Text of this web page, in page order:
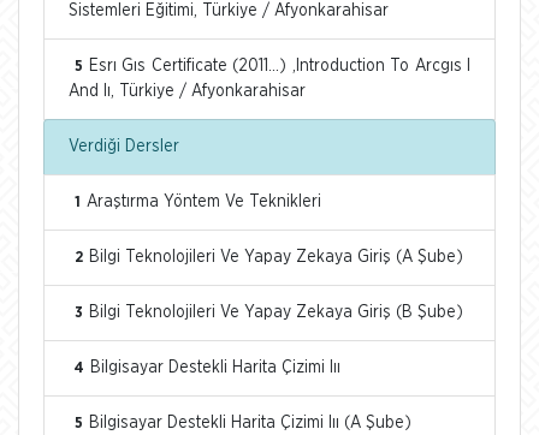
Sistemleri Eğitimi, Türkiye / Afyonkarahisar
5
Esrı Gıs Certificate (2011...) ,Introduction To Arcgıs I
And Iı, Türkiye / Afyonkarahisar
Verdiği Dersler
1 Araştırma Yöntem Ve Teknikleri
2 Bilgi Teknolojileri Ve Yapay Zekaya Giriş (A Şube)
3 Bilgi Teknolojileri Ve Yapay Zekaya Giriş (B Şube)
4 Bilgisayar Destekli Harita Çizimi Iıı
5 Bilgisayar Destekli Harita Çizimi Iıı (A Şube)